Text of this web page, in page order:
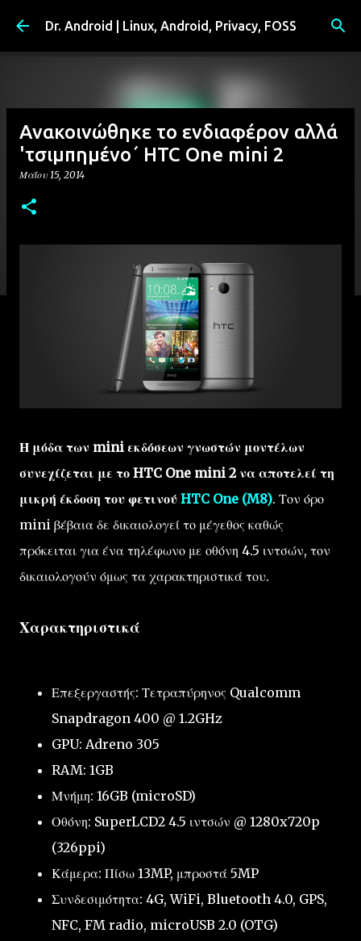
Μετάβαση στο κύριο περιεχόμενο
Dr. Android | Linux, Android, Privacy, FOSS
Ανακοινώθηκε το ενδιαφέρον αλλά
'τσιμπημένο΄ HTC One mini 2
Μαΐου 15, 2014
Η μόδα των mini εκδόσεων γνωστών μοντέλων
συνεχίζεται με το HTC One mini 2 να αποτελεί τη
μικρή έκδοση του φετινού HTC One (M8). Τον όρο
mini βέβαια δε δικαιολογεί το μέγεθος καθώς
πρόκειται για ένα τηλέφωνο με οθόνη 4.5 ιντσών, τον
δικαιολογούν όμως τα χαρακτηριστικά του.
Χαρακτηριστικά
Επεξεργαστής: Τετραπύρηνος Qualcomm
Snapdragon 400 @ 1.2GHz
GPU: Adreno 305
RAM: 1GB
Μνήμη: 16GB (microSD)
Οθόνη: SuperLCD2 4.5 ιντσών @ 1280x720p
(326ppi)
Κάμερα: Πίσω 13MP, μπροστά 5MP
Συνδεσιμότητα: 4G, WiFi, Bluetooth 4.0, GPS,
NFC, FM radio, microUSB 2.0 (OTG)